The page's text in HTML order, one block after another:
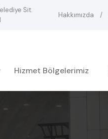
Sit.
Hakkımızda
Hizmet Bölgelerimiz